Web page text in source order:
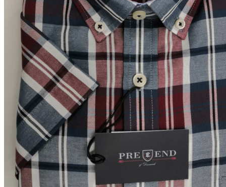
Miesten takit
Miesten nahkatakit
Miesten kevät-ja syystakit
Miesten villakangastakit
Miesten talvitakit
NAISET
Naisten paidat
Naisten colleget
Paidat, tunikat ja jakut
Trikoopaidat
Naisten puserot
Tunikat
Jakut ja liivit
Naisten neuleet
Naisten neuletakit
Naisten neulepuserot
Naisten mekot ja hameet
Mekot
Hameet